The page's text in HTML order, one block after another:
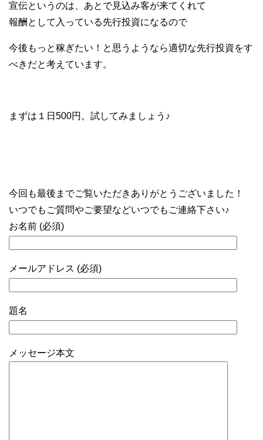
宣伝というのは、あとで見込み客が来てくれて
報酬として入っている先行投資になるので
今後もっと稼ぎたい！と思うようなら適切な先行投資をす
べきだと考えています。
まずは１日500円。試してみましょう♪
今回も最後までご覧いただきありがとうございました！
いつでもご質問やご要望などいつでもご連絡下さい♪
お名前 (必須)
メールアドレス (必須)
題名
メッセージ本文